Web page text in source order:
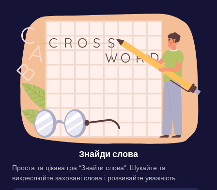
Знайди слова
Проста та цікава гра “Знайти слова”. Шукайте та
викреслюйте заховані слова і розвивайте уважність.